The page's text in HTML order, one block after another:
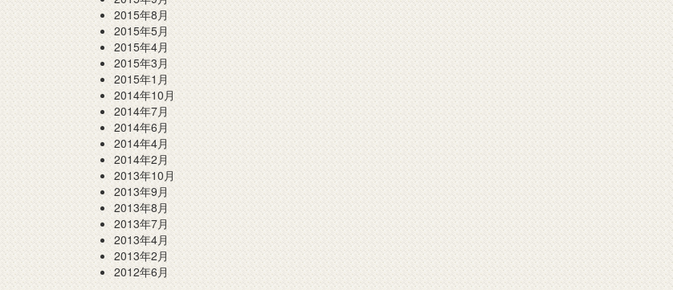
2015年8月
2015年5月
2015年4月
2015年3月
2015年1月
2014年10月
2014年7月
2014年6月
2014年4月
2014年2月
2013年10月
2013年9月
2013年8月
2013年7月
2013年4月
2013年2月
2012年6月